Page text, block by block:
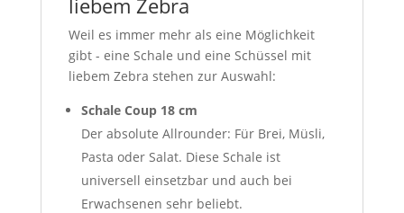
Weil es immer mehr als eine Möglichkeit
gibt - eine Schale und eine Schüssel mit
liebem Zebra stehen zur Auswahl:
Schale Coup 18 cm
Der absolute Allrounder: Für Brei, Müsli,
Pasta oder Salat. Diese Schale ist
universell einsetzbar und auch bei
Erwachsenen sehr beliebt.